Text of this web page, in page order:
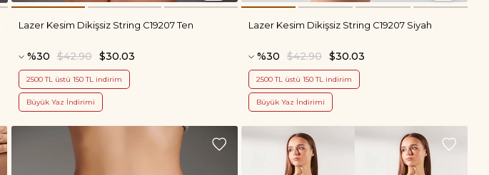
Lazer Kesim Dikişsiz String C19207 Ten
%30 $30.03
$42.90
2500 TL üstü 150 TL indirim
Büyük Yaz İndirimi
Lazer Kesim Dikişsiz String C19207 Siyah
%30 $30.03
$42.90
2500 TL üstü 150 TL indirim
Büyük Yaz İndirimi